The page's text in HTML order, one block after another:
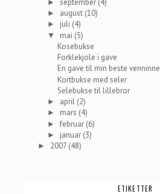
► september (4)
► august (10)
► juli (4)
▼ mai (5)
Kosebukse
Forklekjole i gave
En gave til min beste venninne
Kortbukse med seler
Selebukse til lillebror
► april (2)
► mars (4)
►februar (6)
► januar (3)
► 2007 (48)
ETIKETTER